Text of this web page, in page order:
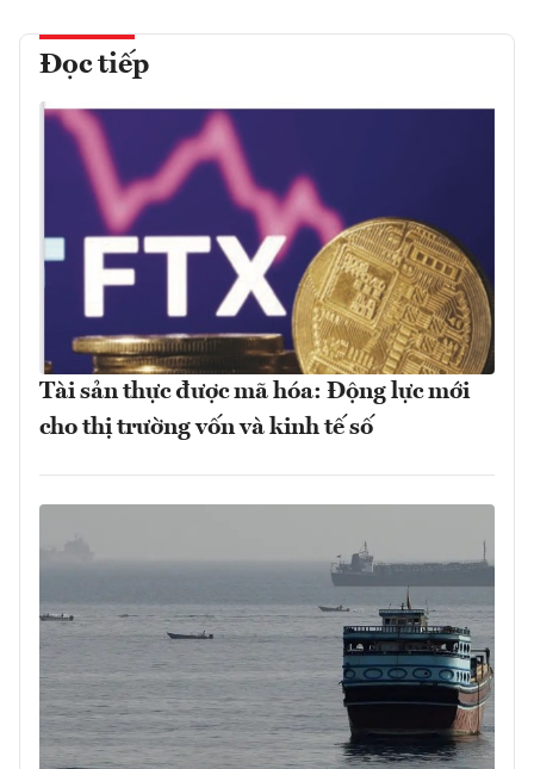
Đọc tiếp
Tài sản thực được mã hóa: Động lực mới
cho thị trường vốn và kinh tế số